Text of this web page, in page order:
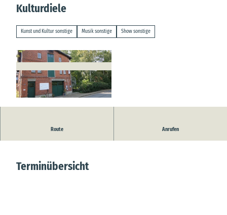
Kulturdiele
Kunst und Kultur sonstige Musik sonstige Show sonstige
Route Anrufen
Skupa Balkan Gypsy - Flamenco
Terminübersicht